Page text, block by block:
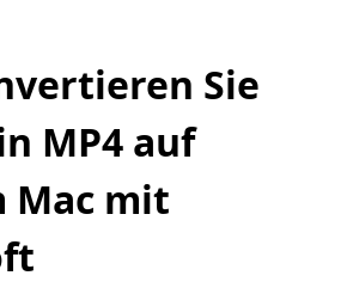
Sie
MP4 auf
Mac mit